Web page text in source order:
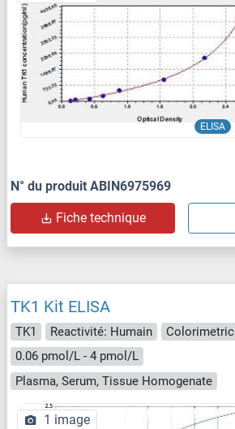
ELISA
N° du produit ABIN6975969
Fiche technique
TK1 Kit ELISA
TK1 Reactivité: Humain Colorimetric
0.06 pmol/L - 4 pmol/L
Plasma, Serum, Tissue Homogenate
1 image